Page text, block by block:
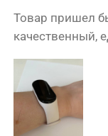
Товар пришел
качественный,